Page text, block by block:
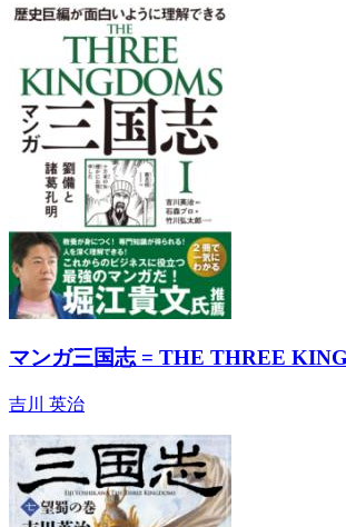
マンガ三国志 = THE THREE
吉川 英治